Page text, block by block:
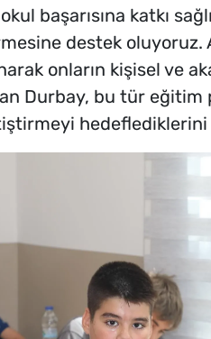
başarısına katkı
destek oluyoruz.
onların kişisel ve
Durbay, bu tür eğitim